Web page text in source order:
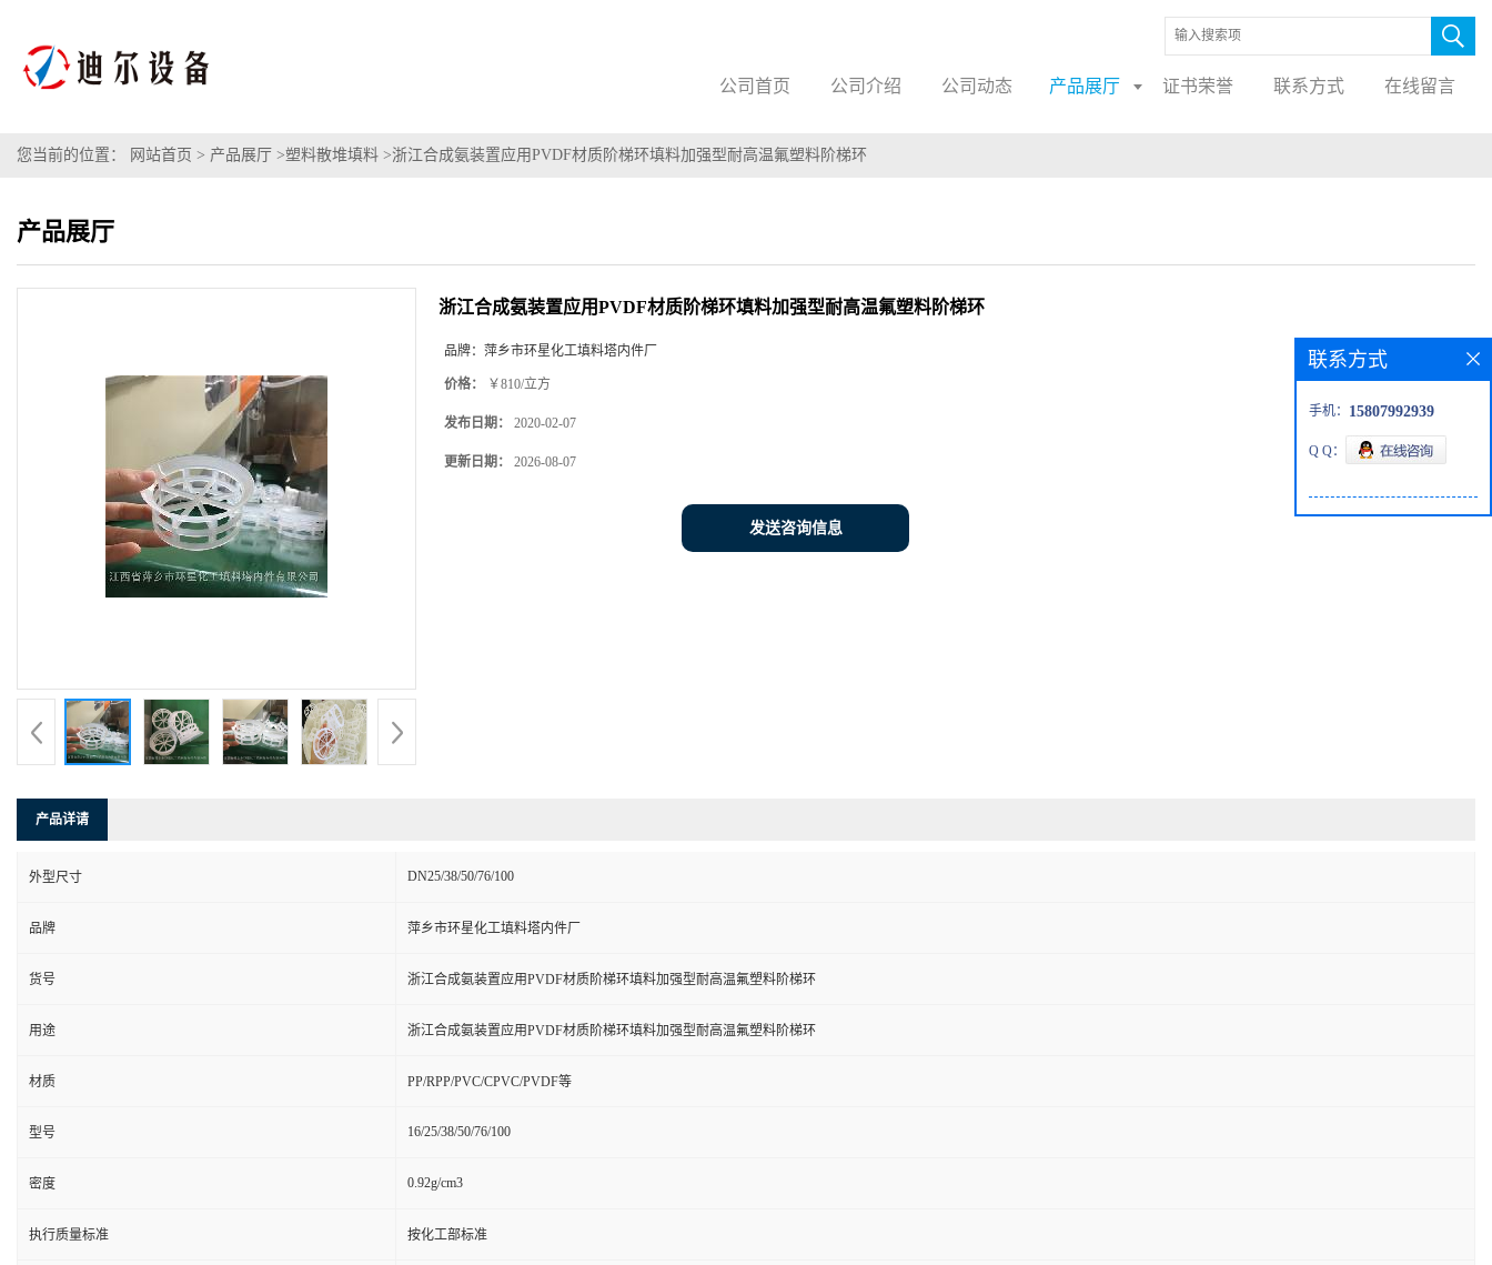
公司首页 公司介绍 公司动态 产品展厅 证书荣誉 联系方式 在线留言
您当前的位置： 网站首页 > 产品展厅 >塑料散堆填料 >浙江合成氨装置应用PVDF材质阶梯环填料加强型耐高温氟塑料阶梯环
产品展厅
浙江合成氨装置应用PVDF材质阶梯环填料加强型耐高温氟塑料阶梯环
品牌： 萍乡市环星化工填料塔内件厂
价格： ￥810/立方
发布日期： 2020-02-07
更新日期： 2026-08-07
发送咨询信息
产品详请
外型尺寸 DN25/38/50/76/100
品牌 萍乡市环星化工填料塔内件厂
货号 浙江合成氨装置应用PVDF材质阶梯环填料加强型耐高温氟塑料阶梯环
用途 浙江合成氨装置应用PVDF材质阶梯环填料加强型耐高温氟塑料阶梯环
材质 PP/RPP/PVC/CPVC/PVDF等
型号 16/25/38/50/76/100
密度 0.92g/cm3
执行质量标准 按化工部标准
联系方式
手机： 15807992939
Q Q：